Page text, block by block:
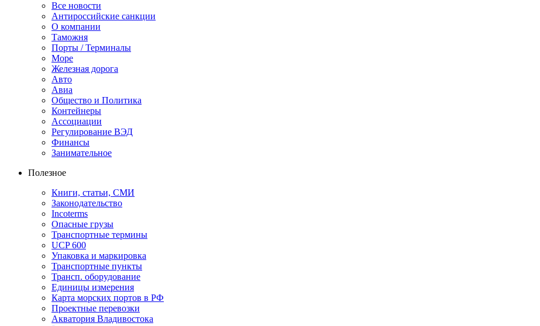
Все новости
Антироссийские санкции
О компании
Таможня
Порты / Терминалы
Море
Железная дорога
Авто
Авиа
Общество и Политика
Контейнеры
Ассоциации
Регулирование ВЭД
Финансы
Занимательное
Полезное
Книги, статьи, СМИ
Законодательство
Incoterms
Опасные грузы
Транспортные термины
UCP 600
Упаковка и маркировка
Транспортные пункты
Трансп. оборудование
Единицы измерения
Карта морских портов в РФ
Проектные перевозки
Акватория Владивостока